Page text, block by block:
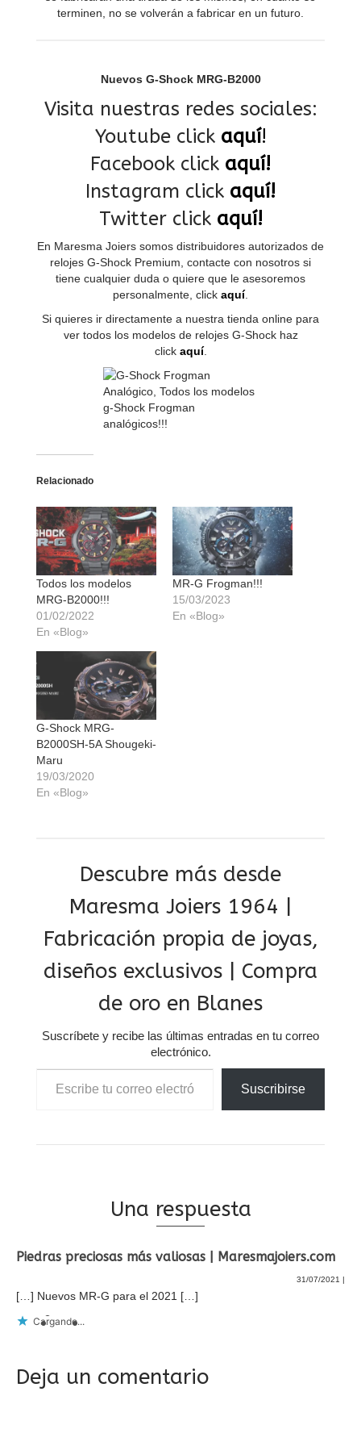
terminen, no se volverán a fabricar en un futuro.
Nuevos G-Shock MRG-B2000
Visita nuestras redes sociales:
Youtube click aquí!
Facebook click aquí!
Instagram click aquí!
Twitter click aquí!
En Maresma Joiers somos distribuidores autorizados de
relojes G-Shock Premium, contacte con nosotros si
tiene cualquier duda o quiere que le asesoremos
personalmente, click aquí.
Si quieres ir directamente a nuestra tienda online para
ver todos los modelos de relojes G-Shock haz
click aquí.
Relacionado
Todos los modelos
MRG-B2000!!!
01/02/2022
En «Blog»
MR-G Frogman!!!
15/03/2023
En «Blog»
G-Shock MRG-
B2000SH-5A Shougeki-
Maru
19/03/2020
En «Blog»
Descubre más desde
Maresma Joiers 1964 |
Fabricación propia de joyas,
diseños exclusivos | Compra
de oro en Blanes
Suscríbete y recibe las últimas entradas en tu correo
electrónico.
Escribe tu correo electrónico…
Suscribirse
Una respuesta
Piedras preciosas más valiosas | Maresmajoiers.com
31/07/2021
[…] Nuevos MR-G para el 2021 […]
Cargando...
Deja un comentario